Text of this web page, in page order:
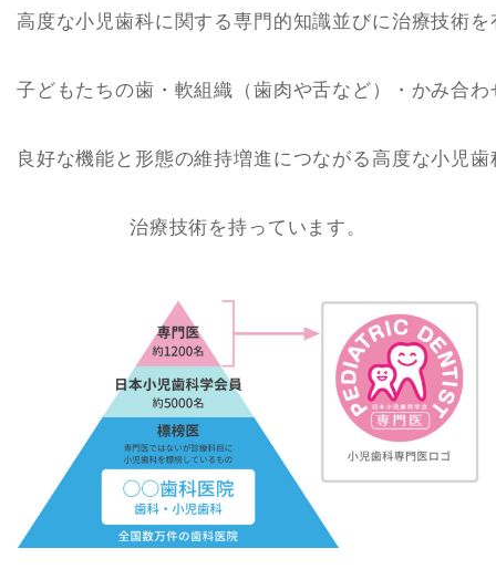
高度な小児歯科に関する専門的知識並びに治療技術
子どもたちの歯・軟組織（歯肉や舌など）・かみ合
良好な機能と形態の維持増進につながる高度な小児
治療技術を持っています。